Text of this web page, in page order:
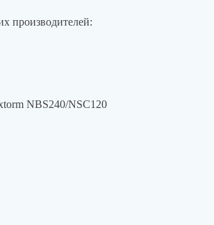
производителей:
NBS240/NSC120